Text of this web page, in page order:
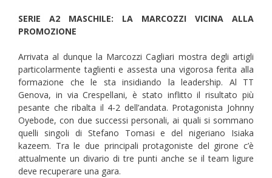
SERIE A2 MASCHILE: LA MARCOZZI VICINA ALLA
PROMOZIONE
Arrivata al dunque la Marcozzi Cagliari mostra degli artigli
particolarmente taglienti e assesta una vigorosa ferita alla
formazione che le sta insidiando la leadership. Al TT
Genova, in via Crespellani, è stato inflitto il risultato più
pesante che ribalta il 4-2 dell’andata. Protagonista Johnny
Oyebode, con due successi personali, ai quali si sommano
quelli singoli di Stefano Tomasi e del nigeriano Isiaka
kazeem. Tra le due principali protagoniste del girone c’è
attualmente un divario di tre punti anche se il team ligure
deve recuperare una gara.